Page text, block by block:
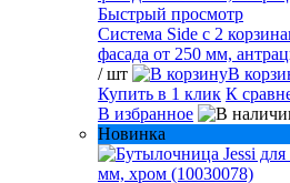
Быстрый просмотр
Система Side c 2
фасада от 250 мм,
/ шт
В
Купить в 1 клик К
В избранное
Новинка